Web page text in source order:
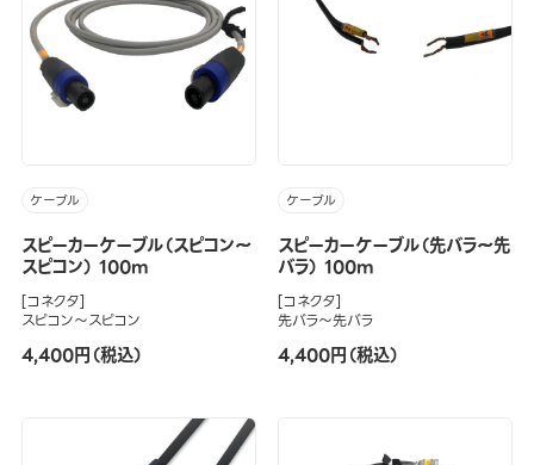
ケーブル
スピーカーケーブル（スピコン～
スピコン） 100m
[コネクタ]
スピコン～スピコン
4,400円（税込）
ケーブル
スピーカーケーブル（先バラ～先
バラ） 100m
[コネクタ]
先バラ～先バラ
4,400円（税込）